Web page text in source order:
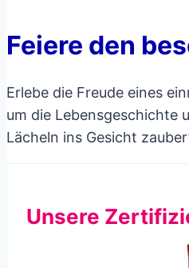
Feiere den
Erlebe die Freude eines
um die Lebensgeschichte
Lächeln ins Gesicht
Unsere